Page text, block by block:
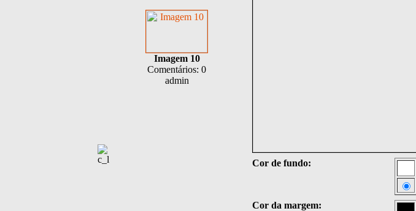
Imagem 10
Comentários: 0
admin
Cor de fundo:
Cor da margem: